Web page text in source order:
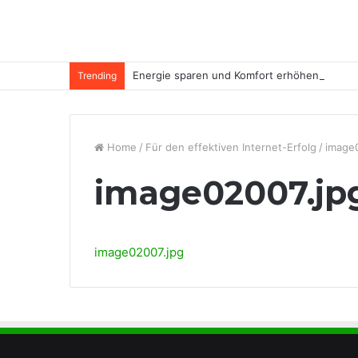
Trending Energie sparen und Komfort erhöhen
Home / Für den effektiven Internet-Erfolg /
image02007.jpg